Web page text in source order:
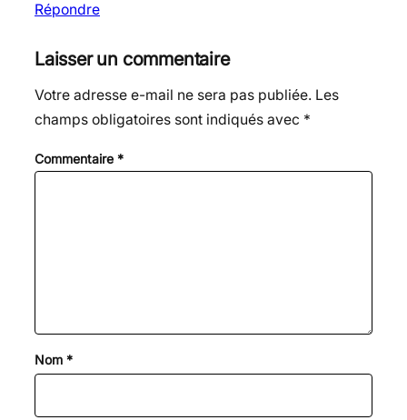
Répondre
Laisser un commentaire
Votre adresse e-mail ne sera pas publiée. Les
champs obligatoires sont indiqués avec *
Commentaire *
Nom *